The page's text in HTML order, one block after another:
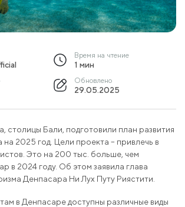
Время на чтение
1 мин
Обновлено
29.05.2025
столицы Бали, подготовили план развития
на 2025 год. Цели проекта – привлечь в
Это на 200 тыс. больше, чем
в 2024 году. Об этом заявила глава
Денпасара Ни Лух Путу Риястити.
в Денпасаре доступны различные виды